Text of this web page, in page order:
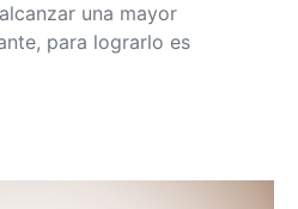
una mayor
para lograrlo es